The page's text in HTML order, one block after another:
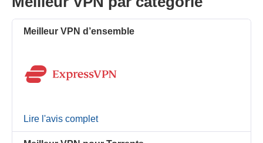
Meilleur VPN d’ensemble
Lire l'avis complet